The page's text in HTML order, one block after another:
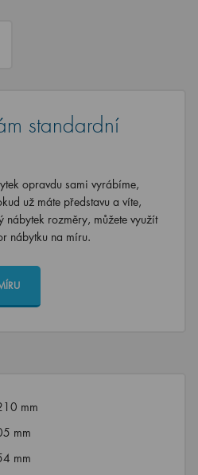
standardní
opravdu sami vyrábíme,
už máte představu a víte,
nábytek rozměry, můžete využít
nábytku na míru.
mm
mm
mm